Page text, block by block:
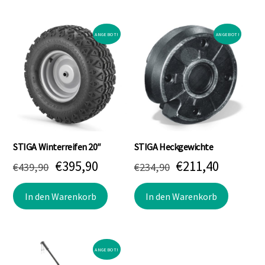
ANGEBOT!
STIGA Winterreifen 20″
€439,90 Ursprünglicher
Preis
war:
€395,90Aktueller
Preis
ist:
In den Warenkorb
ANGEBOT!
STIGA Heckgewichte
€234,90 Ursprünglicher
Preis
war:
€211,40
Preis
ist:
In den Warenkorb
ANGEBOT!